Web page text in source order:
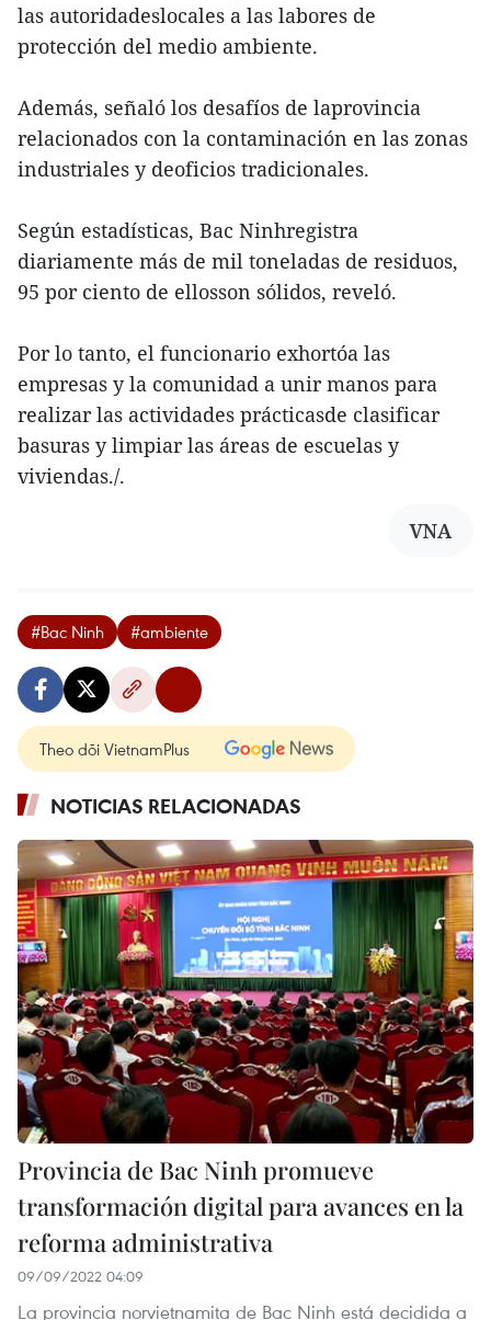
las autoridadeslocales a las labores de
protección del medio ambiente.
Además, señaló los desafíos de laprovincia
relacionados con la contaminación en las zonas
industriales y deoficios tradicionales.
Según estadísticas, Bac Ninhregistra
diariamente más de mil toneladas de residuos,
95 por ciento de ellosson sólidos, reveló.
Por lo tanto, el funcionario exhortóa las
empresas y la comunidad a unir manos para
realizar las actividades prácticasde clasificar
basuras y limpiar las áreas de escuelas y
viviendas./.
VNA
#Bac Ninh #ambiente
Theo dõi VietnamPlus
NOTICIAS RELACIONADAS
Provincia de Bac Ninh promueve
transformación digital para avances en la
reforma administrativa
09/09/2022 04:09
La provincia norvietnamita de Bac Ninh está decidida a